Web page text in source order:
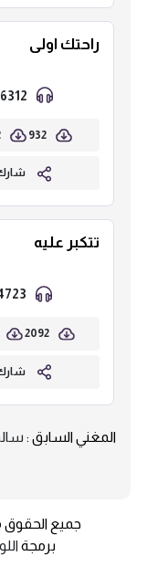
راحتك اولى
932
تتكبر عليه
2092
المغني السابق :
جميع الحقوق
برمجة